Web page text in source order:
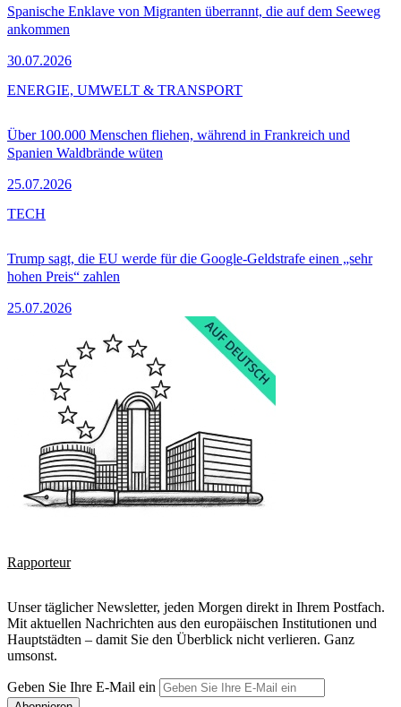
Spanische Enklave von Migranten überrannt, die auf dem Seeweg
ankommen
30.07.2026
Über 100.000 Menschen fliehen, während in Frankreich und
Spanien Waldbrände wüten
25.07.2026
ENERGIE, UMWELT & TRANSPORT
Trump sagt, die EU werde für die Google-Geldstrafe einen „sehr
hohen Preis“ zahlen
25.07.2026
TECH
Rapporteur
Unser täglicher Newsletter, jeden Morgen direkt in Ihrem Postfach.
Mit aktuellen Nachrichten aus den europäischen Institutionen und
Hauptstädten – damit Sie den Überblick nicht verlieren. Ganz
umsonst.
Geben Sie Ihre E-Mail ein